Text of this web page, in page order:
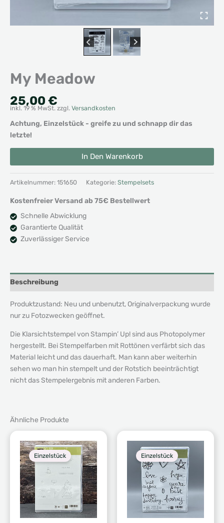
My Meadow
25,00 €
inkl. 19 % MwSt. zzgl. Versandkosten
Achtung, Einzelstück - greife zu und schnapp dir das
letzte!
My
In Den Warenkorb
Alternative:
Artikelnummer: 151650 Kategorie: Stempelsets
Kostenfreier Versand ab 75€ Bestellwert
Schnelle Abwicklung
Garantierte Qualität
Zuverlässiger Service
Beschreibung
Produktzustand: Neu und unbenutzt, Originalverpackung wurde
nur zu Fotozwecken geöffnet.
Die Klarsichtstempel von Stampin’ Up! sind aus Photopolymer
hergestellt. Bei Stempelfarben mit Rottönen verfärbt sich das
Material leicht und das dauerhaft. Man kann aber weiterhin
sehen wo man hin stempelt und der Rotstich beeinträchtigt
nicht das Stempelergebnis mit anderen Farben.
Ähnliche Produkte
Einzelstück Einzelstück